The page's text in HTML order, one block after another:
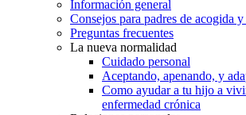
Información general
Consejos para padres de acogida
Preguntas frecuentes
La nueva normalidad
Cuidado personal
Aceptando, apenando, y
Como ayudar a tu hijo a
enfermedad crónica